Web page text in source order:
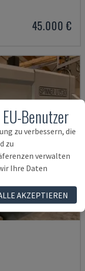
45.000 €
Benutzer
zu verbessern, die
zu
verwalten
Ihre Daten
AKZEPTIEREN